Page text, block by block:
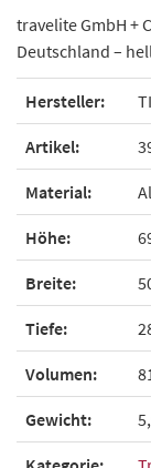
travelite GmbH +
Deutschland –
Hersteller:
Artikel:
Material:
Höhe:
Breite:
Tiefe:
Volumen:
Gewicht: